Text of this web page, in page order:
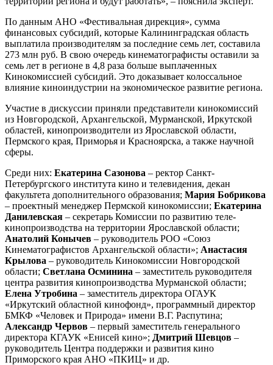
По данным АНО «Фестивальная дирекция», сумма
финансовых субсидий, которые Калининградская область
выплатила производителям за последние семь лет, составила
273 млн руб. В свою очередь кинематографисты оставили за
семь лет в регионе в 4,8 раза больше выплаченных
Кинокомиссией субсидий. Это доказывает колоссальное
влияние киноиндустрии на экономическое развитие региона.
Участие в дискуссии приняли представители кинокомиссий
из Новгородской, Архангельской, Мурманской, Иркутской
областей, кинопроизводители из Ярославской области,
Пермского края, Приморья и Красноярска, а также научной
сферы.
Среди них: Екатерина Сазонова – ректор Санкт-
Петербургского института кино и телевидения, декан
факультета дополнительного образования; Мария Бобрикова
– проектный менеджер Пермской кинокомиссии; Екатерина
Данилевская – секретарь Комиссии по развитию теле-
кинопроизводства на территории Ярославской области;
Анатолий Конычев – руководитель РОО «Союз
Кинематографистов Архангельской области»; Анастасия
Крылова – руководитель Кинокомиссии Новгородской
области; Светлана Осминина – заместитель руководителя
центра развития кинопроизводства Мурманской области;
Елена Утробина – заместитель директора ОГАУК
«Иркутский областной кинофонд», программный директор
БМКФ «Человек и Природа» имени В.Г. Распутина;
Александр Червов – первый заместитель генерального
директора КГАУК «Енисей кино»; Дмитрий Шевцов –
руководитель Центра поддержки и развития кино
Приморского края АНО «ПКИЦ» и др.